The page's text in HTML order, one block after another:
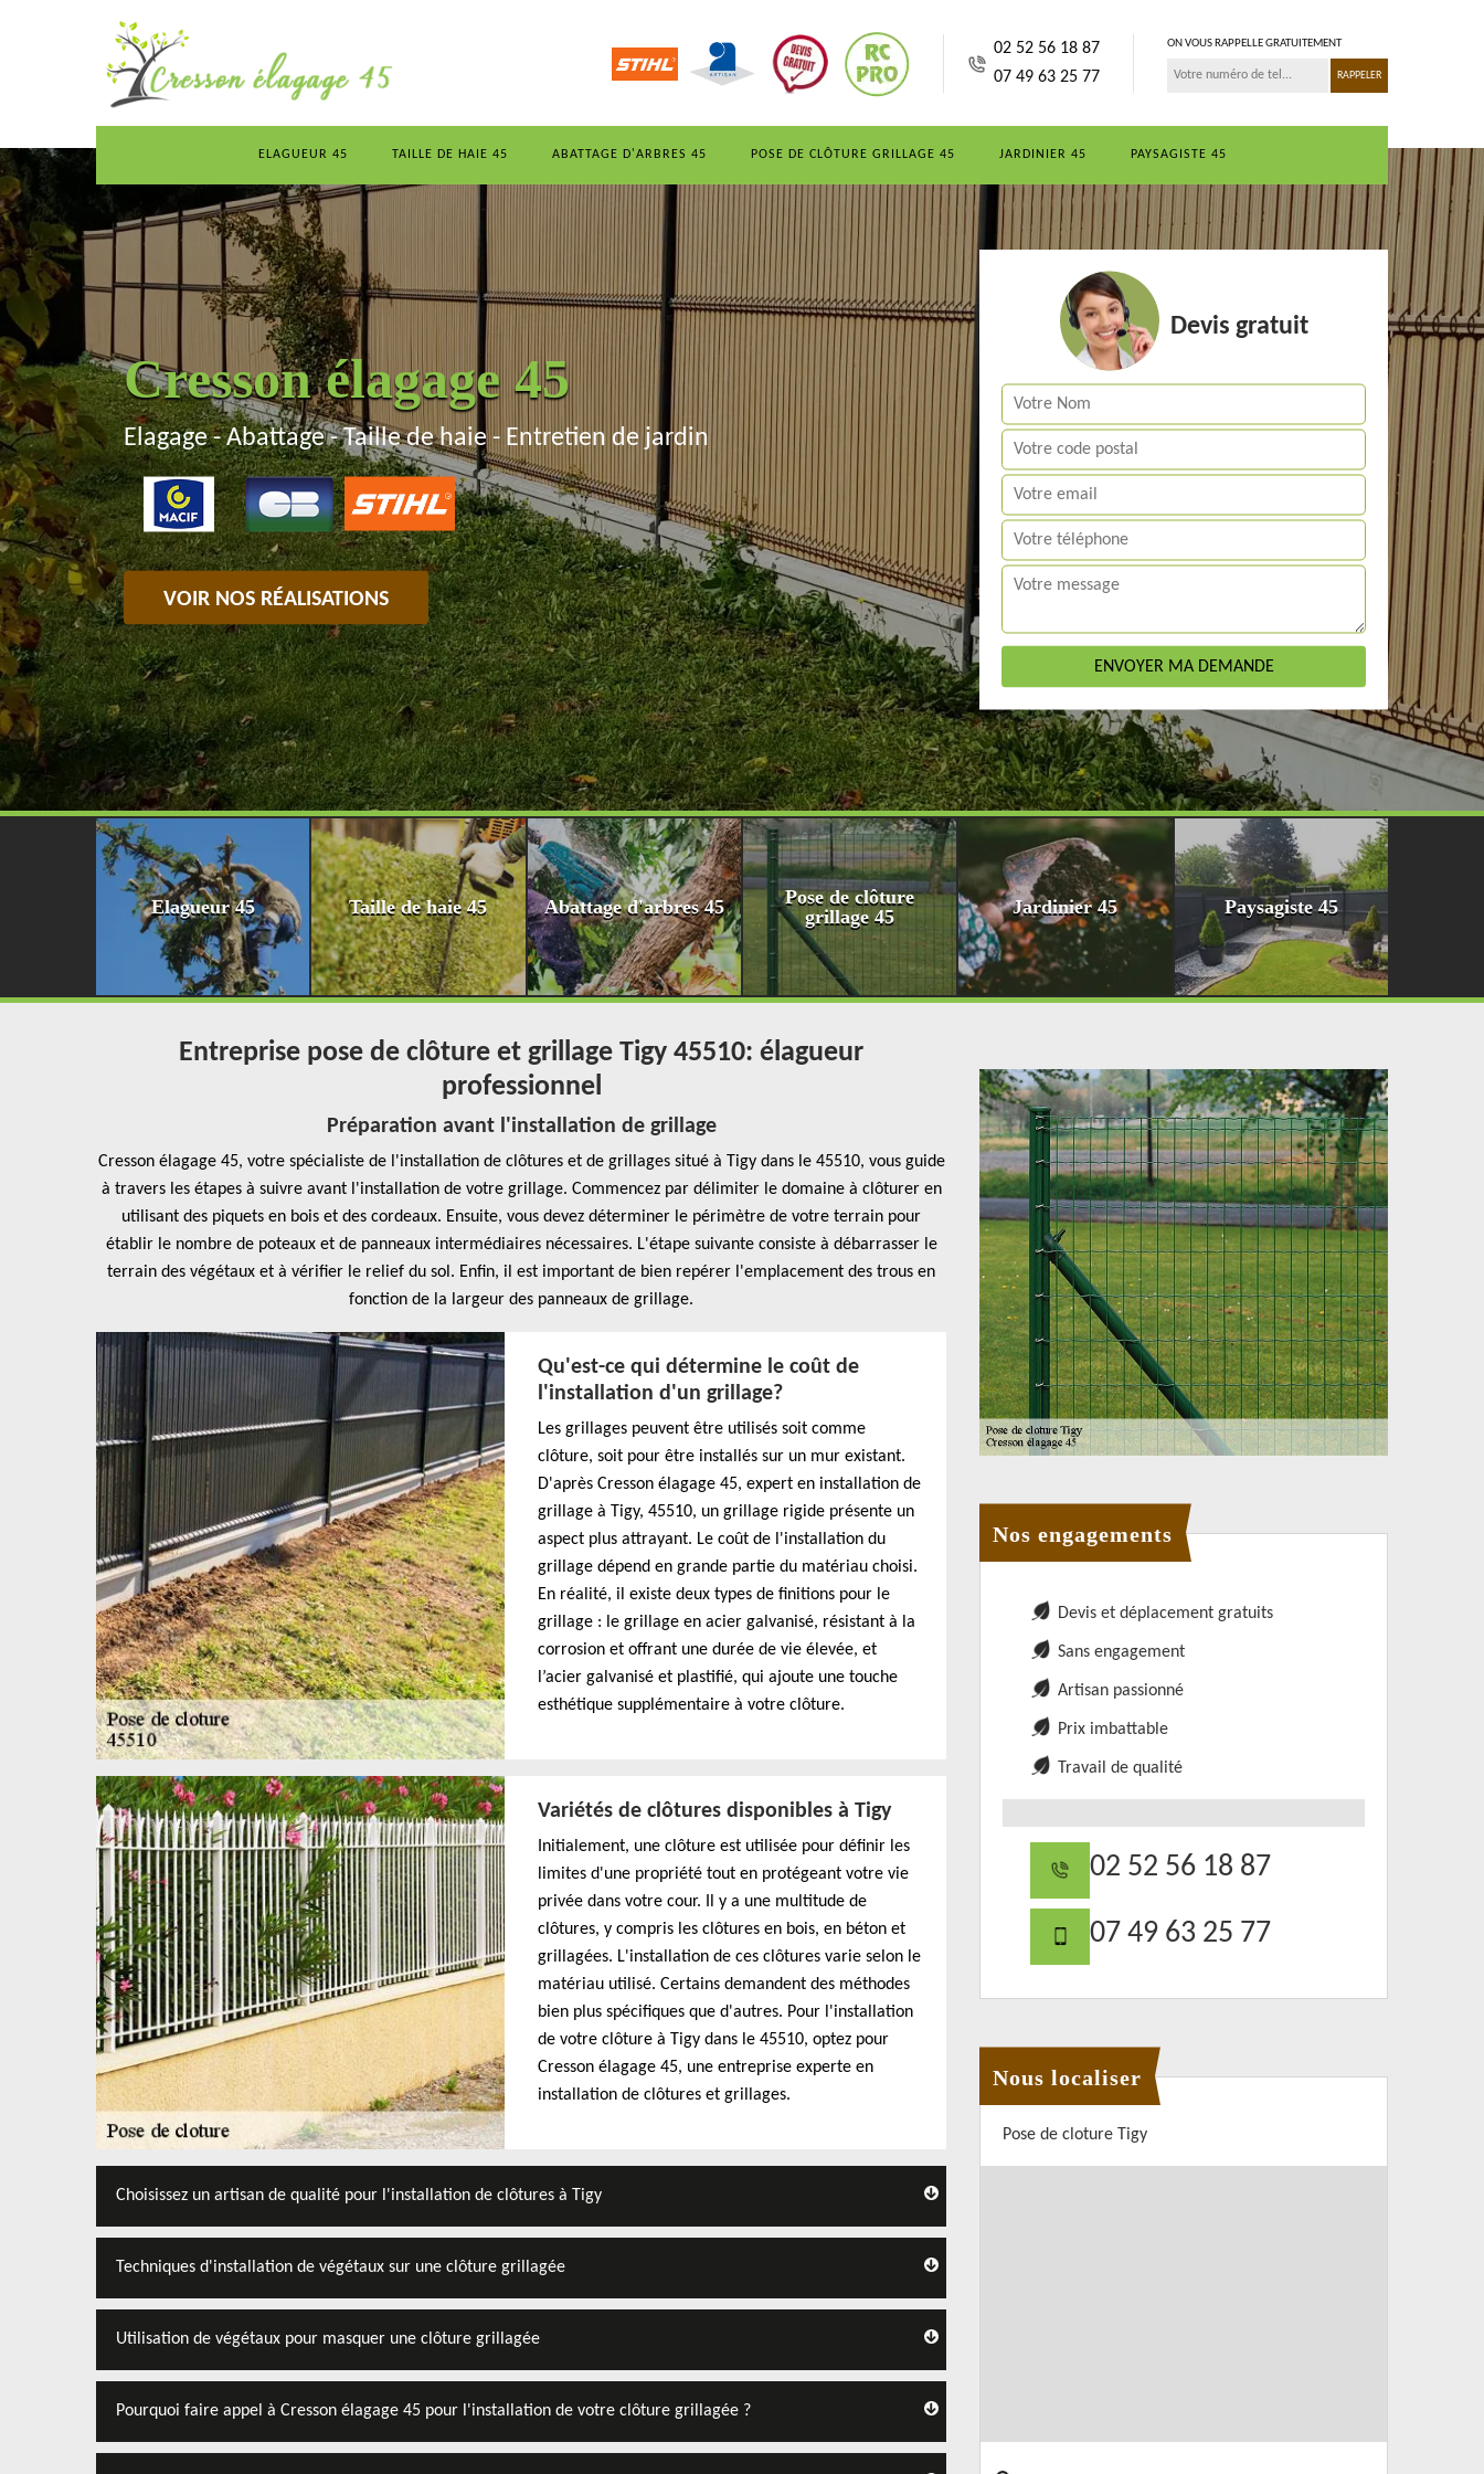
02 52 56 18 87
07 49 63 25 77
ON VOUS RAPPELLE GRATUITEMENT
ELAGUEUR 45 TAILLE DE HAIE 45 ABATTAGE D'ARBRES 45 POSE DE CLÔTURE GRILLAGE 45 JARDINIER 45 PAYSAGISTE 45
Cresson élagage 45
Elagage - Abattage - Taille de haie - Entretien de jardin
VOIR NOS RÉALISATIONS
Devis gratuit
Elagueur 45 Taille de haie 45 Abattage d'arbres 45
Pose de clôture
grillage 45
Jardinier 45 Paysagiste 45
Entreprise pose de clôture et grillage Tigy 45510: élagueur
professionnel
Préparation avant l'installation de grillage
Cresson élagage 45, votre spécialiste de l'installation de clôtures et de grillages situé à Tigy dans le 45510, vous guide
à travers les étapes à suivre avant l'installation de votre grillage. Commencez par délimiter le domaine à clôturer en
utilisant des piquets en bois et des cordeaux. Ensuite, vous devez déterminer le périmètre de votre terrain pour
établir le nombre de poteaux et de panneaux intermédiaires nécessaires. L'étape suivante consiste à débarrasser le
terrain des végétaux et à vérifier le relief du sol. Enfin, il est important de bien repérer l'emplacement des trous en
fonction de la largeur des panneaux de grillage.
Qu'est-ce qui détermine le coût de
l'installation d'un grillage?
Les grillages peuvent être utilisés soit comme
clôture, soit pour être installés sur un mur existant.
D'après Cresson élagage 45, expert en installation de
grillage à Tigy, 45510, un grillage rigide présente un
aspect plus attrayant. Le coût de l'installation du
grillage dépend en grande partie du matériau choisi.
En réalité, il existe deux types de finitions pour le
grillage : le grillage en acier galvanisé, résistant à la
corrosion et offrant une durée de vie élevée, et
l’acier galvanisé et plastifié, qui ajoute une touche
esthétique supplémentaire à votre clôture.
Variétés de clôtures disponibles à Tigy
Initialement, une clôture est utilisée pour définir les
limites d'une propriété tout en protégeant votre vie
privée dans votre cour. Il y a une multitude de
clôtures, y compris les clôtures en bois, en béton et
grillagées. L'installation de ces clôtures varie selon le
matériau utilisé. Certains demandent des méthodes
bien plus spécifiques que d'autres. Pour l'installation
de votre clôture à Tigy dans le 45510, optez pour
Cresson élagage 45, une entreprise experte en
installation de clôtures et grillages.
Choisissez un artisan de qualité pour l'installation de clôtures à Tigy
Techniques d'installation de végétaux sur une clôture grillagée
Utilisation de végétaux pour masquer une clôture grillagée
Pourquoi faire appel à Cresson élagage 45 pour l'installation de votre clôture grillagée ?
Nos engagements
Devis et déplacement gratuits
Sans engagement
Artisan passionné
Prix imbattable
Travail de qualité
02 52 56 18 87
07 49 63 25 77
Nous localiser
Pose de cloture Tigy